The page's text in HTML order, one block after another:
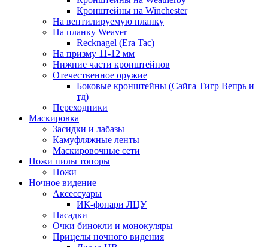
Кронштейны на Winchester
На вентилируемую планку
На планку Weaver
Recknagel (Era Tac)
На призму 11-12 мм
Нижние части кронштейнов
Отечественное оружие
Боковые кронштейны (Сайга Тигр Вепрь и
тд)
Переходники
Маскировка
Засидки и лабазы
Камуфляжные ленты
Маскировочные сети
Ножи пилы топоры
Ножи
Ночное видение
Аксессуары
ИК-фонари ЛЦУ
Насадки
Очки бинокли и монокуляры
Прицелы ночного видения